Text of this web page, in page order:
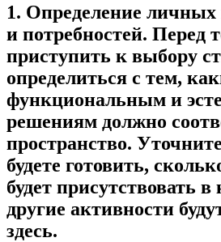
1. Определение личных
и потребностей. Перед
приступить к выбору
определиться с тем,
функциональным и
решениям должно
пространство.
будете готовить,
будет присутствовать
другие активности
здесь.